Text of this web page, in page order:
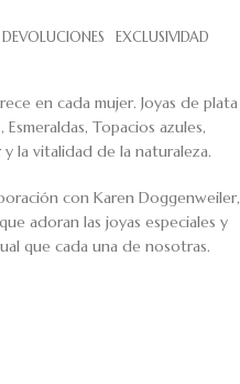
EXCLUSIVIDAD
en cada mujer. Joyas de plata
Topacios azules,
la vitalidad de la naturaleza.
con Karen Doggenweiler,
adoran las joyas especiales y
que cada una de nosotras.